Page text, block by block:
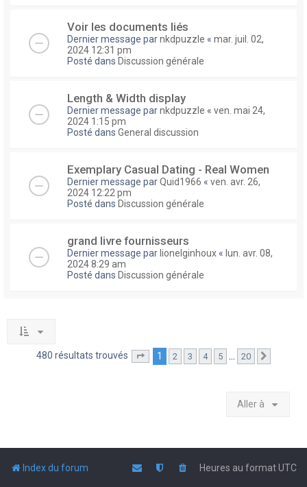
Voir les documents liés
Dernier message parnkdpuzzle « mar. juil. 02,
2024 12:31 pm
Posté dans Discussion générale
Length & Width display
Dernier message parnkdpuzzle « ven. mai 24,
2024 1:15 pm
Posté dans General discussion
Exemplary Сasual Dating - Real Women
Dernier message parQuid1966 « ven. avr. 26,
2024 12:22 pm
Posté dans Discussion générale
grand livre fournisseurs
Dernier message par lionelginhoux « lun. avr. 08,
2024 8:29 am
Posté dans Discussion générale
480 résultats trouvés Page sur20
1 2 3 4 5 … 20
Aller à
Index du forum Heures au formatUTC